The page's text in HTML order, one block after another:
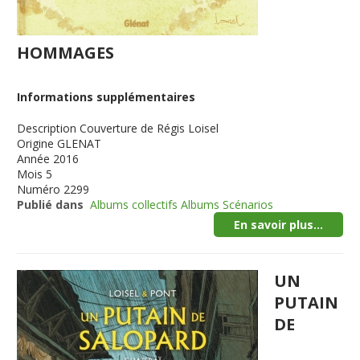
HOMMAGES
Informations supplémentaires
Description Couverture de Régis Loisel
Origine GLENAT
Année 2016
Mois 5
Numéro 2299
Publié dans Albums collectifs Albums Scénarios
En savoir plus...
UN
PUTAIN
DE